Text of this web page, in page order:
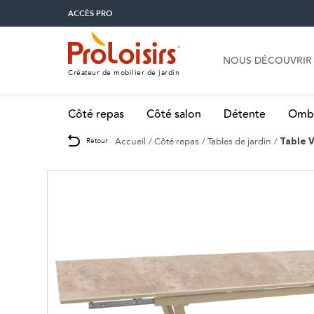
ACCÈS PRO
Créateur de mobilier de jardin
NOUS DÉCOUVRIR
Côté repas Côté salon Détente
Retour Accueil Côté repas Tables de jardin Table